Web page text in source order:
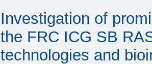
Investigation of
the FRC ICG SB
technologies and